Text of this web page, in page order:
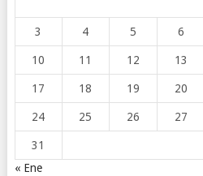
3 4 5 6
10 11 12 13
17 18 19 20
24 25 26 27
31
« Ene